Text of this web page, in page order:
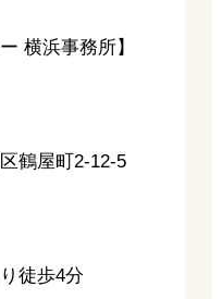
横浜事務所】
鶴屋町2-12-5
徒歩4分